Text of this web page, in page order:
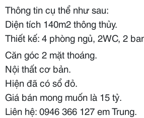
Thông tin cụ thể như sau:
Diện tích 140m2 thông thủy.
Thiết kế: 4 phòng ngủ, 2WC, 2
Căn góc 2 mặt thoáng.
Nội thất cơ bản.
Hiện đã có sổ đỏ.
Giá bán mong muốn là 15 tỷ.
Liên hệ: 0946 366 127 em Trung.